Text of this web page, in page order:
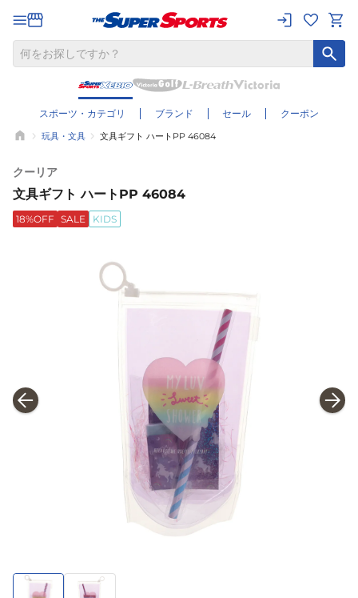
スポーツ・カテゴリ ブランド セール クーポン
玩具・文具 文具ギフト ハートPP 46084
クーリア
文具ギフト ハートPP 46084
18%OFF SALE KIDS